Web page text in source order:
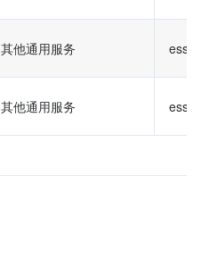
其他通用服务
其他通用服务